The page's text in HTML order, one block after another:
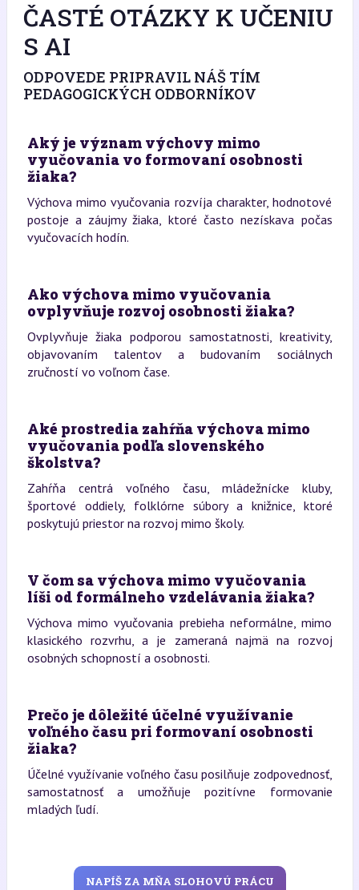
ČASTÉ OTÁZKY K UČENIU
S AI
ODPOVEDE PRIPRAVIL NÁŠ TÍM
PEDAGOGICKÝCH ODBORNÍKOV
Aký je význam výchovy mimo
vyučovania vo formovaní osobnosti
žiaka?
Výchova mimo vyučovania rozvíja charakter, hodnotové
postoje a záujmy žiaka, ktoré často nezískava počas
vyučovacích hodín.
Ako výchova mimo vyučovania
ovplyvňuje rozvoj osobnosti žiaka?
Ovplyvňuje žiaka podporou samostatnosti, kreativity,
objavovaním talentov a budovaním sociálnych
zručností vo voľnom čase.
Aké prostredia zahŕňa výchova mimo
vyučovania podľa slovenského
školstva?
Zahŕňa centrá voľného času, mládežnícke kluby,
športové oddiely, folklórne súbory a knižnice, ktoré
poskytujú priestor na rozvoj mimo školy.
V čom sa výchova mimo vyučovania
líši od formálneho vzdelávania žiaka?
Výchova mimo vyučovania prebieha neformálne, mimo
klasického rozvrhu, a je zameraná najmä na rozvoj
osobných schopností a osobnosti.
Prečo je dôležité účelné využívanie
voľného času pri formovaní osobnosti
žiaka?
Účelné využívanie voľného času posilňuje zodpovednosť,
samostatnosť a umožňuje pozitívne formovanie
mladých ľudí.
NAPÍŠ ZA MŇA SLOHOVÚ PRÁCU